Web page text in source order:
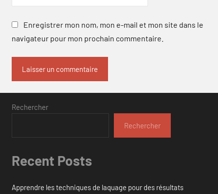
Enregistrer mon nom, mon e-mail et mon site dans le
navigateur pour mon prochain commentaire.
Rechercher
Rechercher
Recent Posts
Apprendre les techniques de laquage pour des résultats